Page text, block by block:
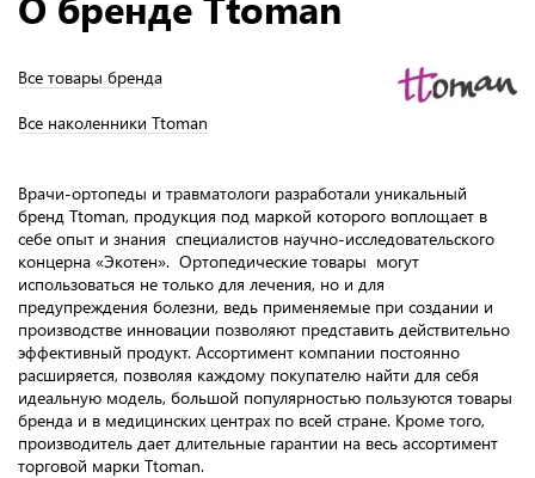
Все товары бренда
Все наколенники Ttoman
Врачи-ортопеды и травматологи разработали уникальный
бренд Ttoman, продукция под маркой которого воплощает в
себе опыт и знания специалистов научно-исследовательского
концерна «Экотен». Ортопедические товары могут
использоваться не только для лечения, но и для
предупреждения болезни, ведь применяемые при создании и
производстве инновации позволяют представить действительно
эффективный продукт. Ассортимент компании постоянно
расширяется, позволяя каждому покупателю найти для себя
идеальную модель, большой популярностью пользуются товары
бренда и в медицинских центрах по всей стране. Кроме того,
производитель дает длительные гарантии на весь ассортимент
торговой марки Ttoman.